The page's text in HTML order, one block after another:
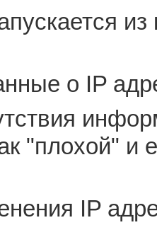
о IP
"плохой" и
IP